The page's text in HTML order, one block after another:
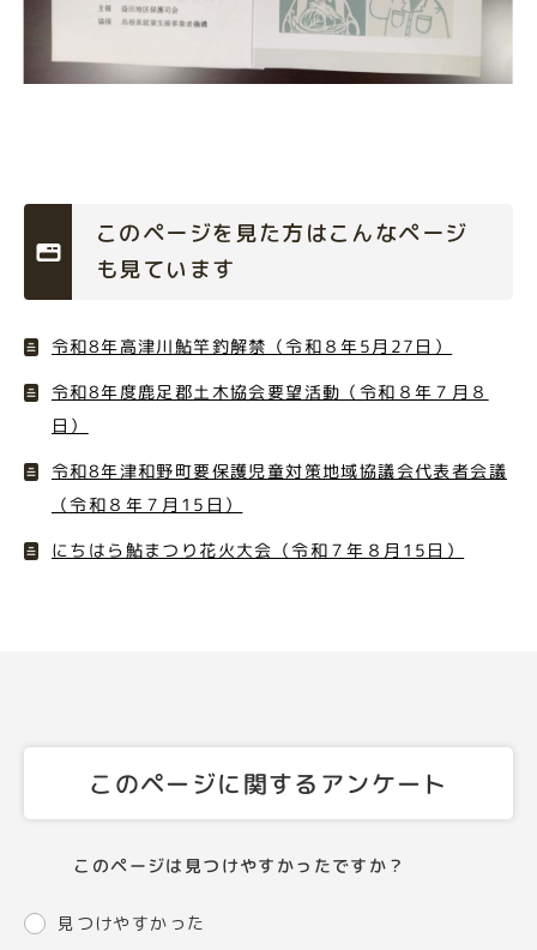
このページを見た方はこんなページ
も見ています
令和8年高津川鮎竿釣解禁（令和８年5月27日）
令和8年度鹿足郡土木協会要望活動（令和８年７月８
日）
令和8年津和野町要保護児童対策地域協議会代表者会議
（令和８年７月15日）
にちはら鮎まつり花火大会（令和７年８月15日）
このページに関するアンケート
このページは見つけやすかったですか？
見つけやすかった